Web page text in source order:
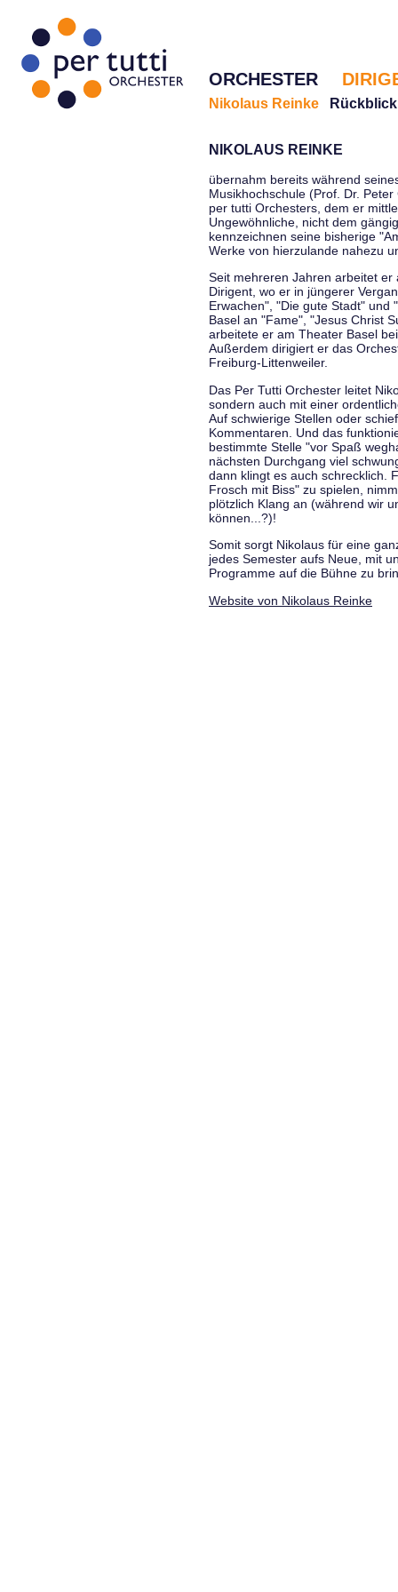
ORCHESTER
Nikolaus Reinke Rückblick
NIKOLAUS REINKE
übernahm bereits während
Musikhochschule (Prof. Dr.
per tutti Orchesters, dem er
Ungewöhnliche, nicht dem
kennzeichnen seine bisherige
Werke von hierzulande nahezu
Seit mehreren Jahren arbeitet
Dirigent, wo er in jüngerer
Erwachen", "Die gute Stadt" und
Basel an "Fame", "Jesus Christ
arbeitete er am Theater Basel
Außerdem dirigiert er das
Freiburg-Littenweiler.
Das Per Tutti Orchester leitet
sondern auch mit einer
Auf schwierige Stellen oder
Kommentaren. Und das
bestimmte Stelle "vor Spaß
nächsten Durchgang viel
dann klingt es auch schrecklich.
Frosch mit Biss" zu spielen,
plötzlich Klang an (während wir
können...?)!
Somit sorgt Nikolaus für eine
jedes Semester aufs Neue, mit
Programme auf die Bühne zu
Website von Nikolaus Reinke